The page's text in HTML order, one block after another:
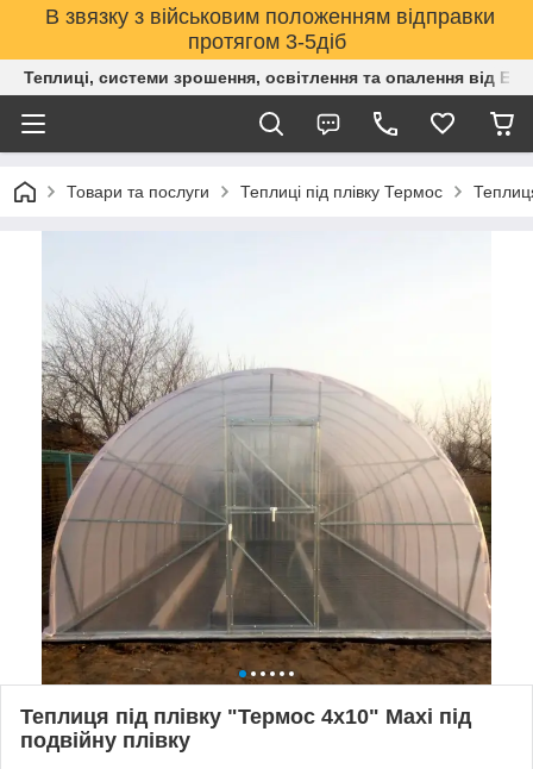
В звязку з військовим положенням відправки
протягом 3-5діб
Теплиці, системи зрошення, освітлення та опалення від
Товари та послуги Теплиці під плівку Термос
Теплиця під плівку "Термос 4х10" Maxi під
подвійну плівку